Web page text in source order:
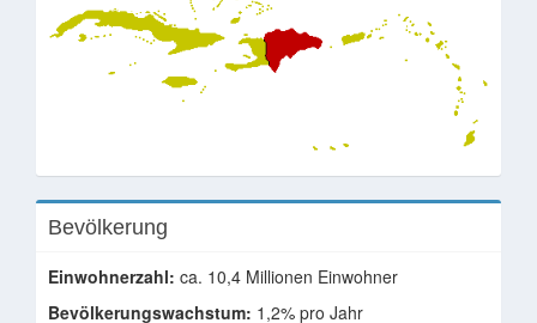
Bevölkerung
Einwohnerzahl: ca. 10,4 Millionen Einwohner
Bevölkerungswachstum: 1,2% pro Jahr